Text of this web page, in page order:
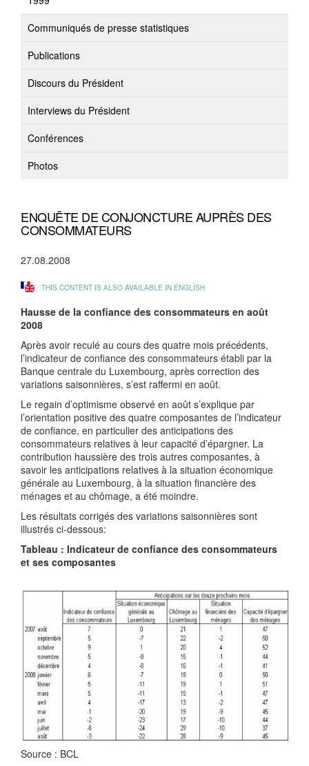
Communiqués de presse statistiques
Publications
Discours du Président
Interviews du Président
Conférences
Photos
ENQUÊTE DE CONJONCTURE AUPRÈS DES
CONSOMMATEURS
27.08.2008
THIS CONTENT IS ALSO AVAILABLE IN ENGLISH
Hausse de la confiance des consommateurs en août
2008
Après avoir reculé au cours des quatre mois précédents,
l’indicateur de confiance des consommateurs établi par la
Banque centrale du Luxembourg, après correction des
variations saisonnières, s’est raffermi en août.
Le regain d’optimisme observé en août s’explique par
l’orientation positive des quatre composantes de l’indicateur
de confiance, en particulier des anticipations des
consommateurs relatives à leur capacité d’épargner. La
contribution haussière des trois autres composantes, à
savoir les anticipations relatives à la situation économique
générale au Luxembourg, à la situation financière des
ménages et au chômage, a été moindre.
Les résultats corrigés des variations saisonnières sont
illustrés ci-dessous:
Tableau : Indicateur de confiance des consommateurs
et ses composantes
Source : BCL